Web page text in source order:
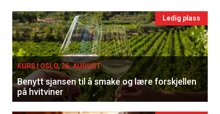
Ledig plass
KURS I OSLO, 26. AUGUST
Benytt sjansen til å smake og lære forskjellen
på hvitviner